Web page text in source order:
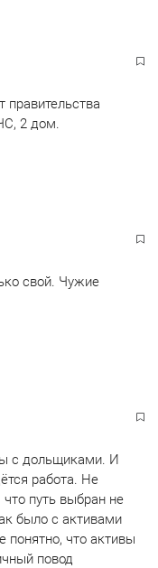
2 дом.
свой. Чужие
с дольщиками. И
работа. Не
путь выбран не
было с активами
что активы
повод